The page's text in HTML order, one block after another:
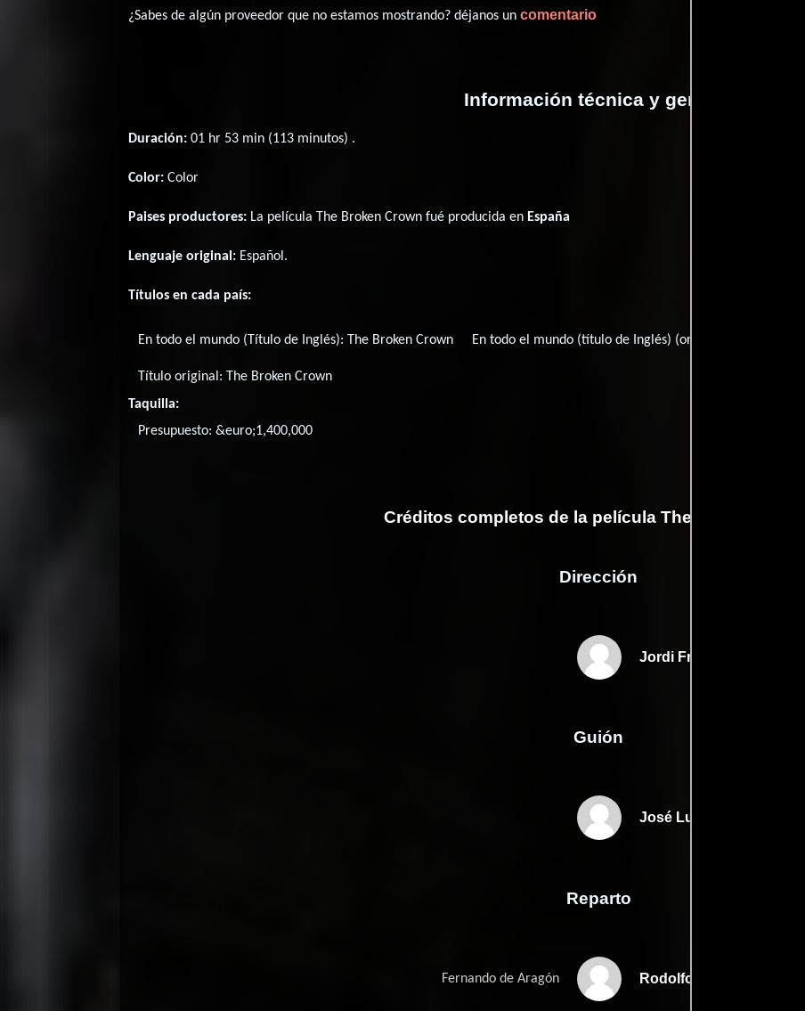
¿Sabes de algún proveedor que no estamos mostrando? déjanos uncomentario
Información técnica y general
Duración: 01 hr 53 min (113 minutos) .
Color: Color
Paises productores: La película The Broken Crown fué producida en España
Lenguaje original: Español .
Títulos en cada país:
En todo el mundo (Título de Inglés): The Broken Crown En todo el mundo (título de Inglés) (ortografía al:
Título original: The Broken Crown
Taquilla:
Presupuesto: &euro;1,400,000
Créditos completos de la película The Broken Crown
Dirección
Jordi Frades
Guión
José Luis Martíns
Reparto
Fernando de Aragón Rodolfo Sancho